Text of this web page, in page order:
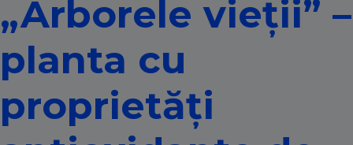
„Arborele vieții” –
planta cu
proprietăți